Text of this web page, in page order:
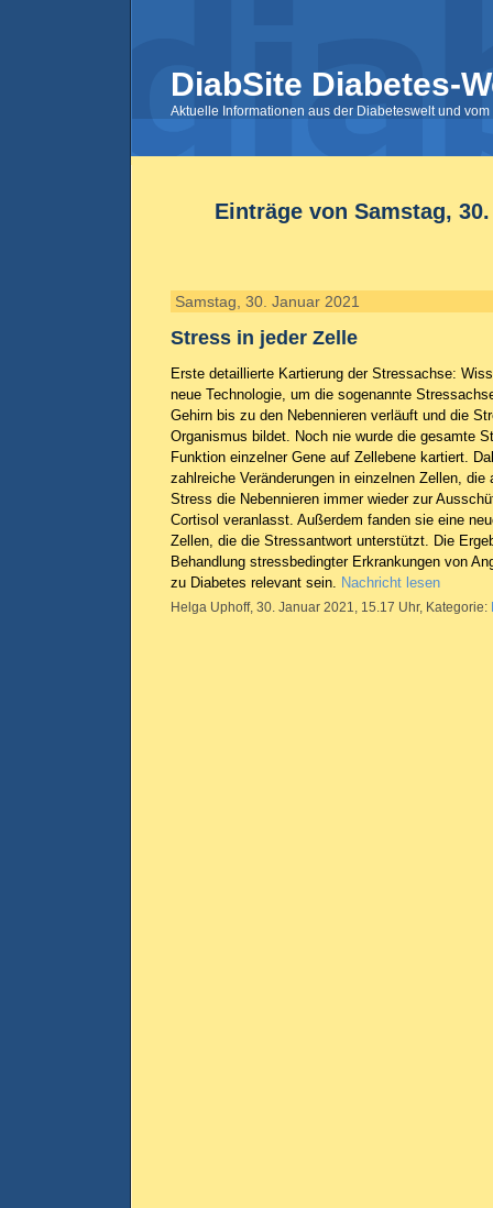
DiabSite Diabetes-
Aktuelle Informationen aus der Diabeteswelt und
Einträge von Samstag,
Samstag, 30. Januar 2021
Stress in jeder Zelle
Erste detaillierte Kartierung der Stressachse:
neue Technologie, um die sogenannte
Gehirn bis zu den Nebennieren verläuft und die
Organismus bildet. Noch nie wurde die gesamte
Funktion einzelner Gene auf Zellebene kartiert.
zahlreiche Veränderungen in einzelnen Zellen,
Stress die Nebennieren immer wieder zur
Cortisol veranlasst. Außerdem fanden sie eine
Zellen, die die Stressantwort unterstützt. Die
Behandlung stressbedingter Erkrankungen von
zu Diabetes relevant sein. Nachricht lesen
Helga Uphoff, 30. Januar 2021, 15.17 Uhr, Kategorie: